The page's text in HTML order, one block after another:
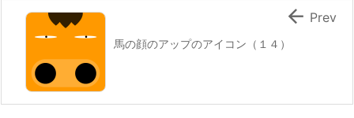
馬の顔のアップのアイコン（１４）
 Prev